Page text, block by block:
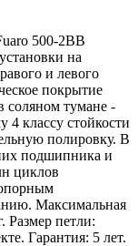
500-2BB
на
и левого
покрытие
соляном тумане -
4 классу стойкости
полировку. В
подшипника и
циклов
Максимальная
Размер петли:
Гарантия: 5 лет.